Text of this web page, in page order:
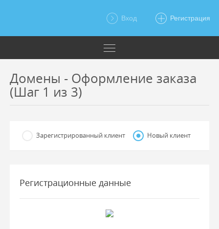
Вход Регистрация
Домены - Оформление заказа
(Шаг 1 из 3)
Зарегистрированный клиент Новый клиент
Регистрационные данные